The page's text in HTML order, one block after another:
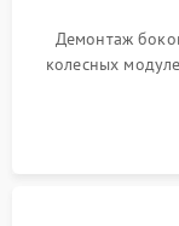
Демонтаж
колесных
очистка